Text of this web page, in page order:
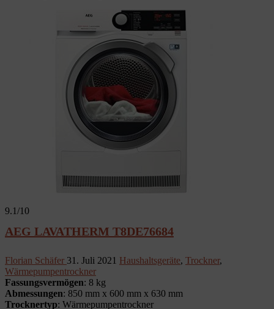
9.1/10
AEG LAVATHERM T8DE76684
Florian Schäfer 31. Juli 2021 Haushaltsgeräte, Trockner,
Wärmepumpentrockner
Fassungsvermögen: 8 kg
Abmessungen: 850 mm x 600 mm x 630 mm
Trocknertyp: Wärmepumpentrockner